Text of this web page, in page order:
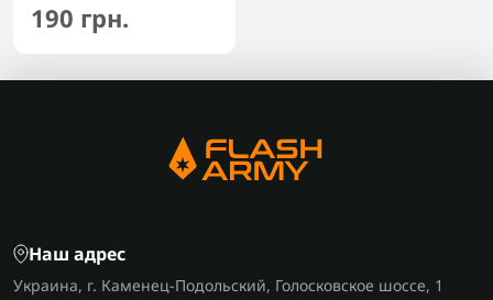
190 грн.
Наш адрес
Украина, г. Каменец-Подольский, Голосковское шоссе, 1